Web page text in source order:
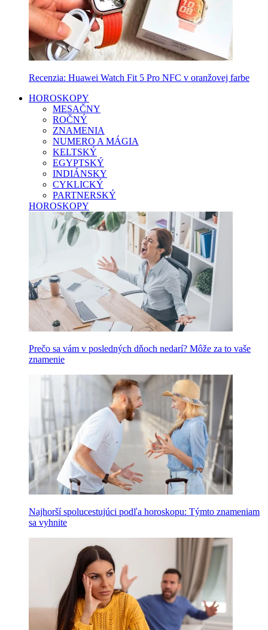
Recenzia: Huawei Watch Fit 5 Pro NFC v oranžovej farbe
HOROSKOPY
MESAČNY
ROČNÝ
ZNAMENIA
NUMERO A MÁGIA
KELTSKÝ
EGYPTSKÝ
INDIÁNSKY
CYKLICKÝ
PARTNERSKÝ
HOROSKOPY
Prečo sa vám v posledných dňoch nedarí? Môže za to vaše
znamenie
Najhorší spolucestujúci podľa horoskopu: Týmto znameniam
sa vyhnite